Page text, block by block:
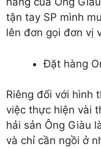
tận tay SP mình
lên đơn gọi đơn vị
Đặt hàng
Riêng đối với hình
việc thực hiện vài
hải sản Ông Giàu
và chỉ cần ngồi ở